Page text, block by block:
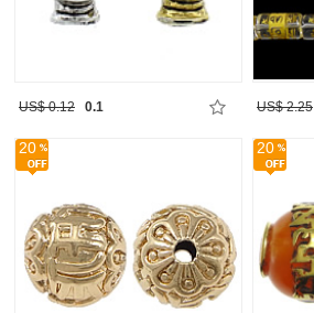
US$ 0.12 0.1 US$ 2.25
20 20